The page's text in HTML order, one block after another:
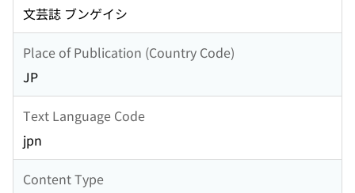
文芸誌 ブンゲイシ
Place of Publication (Country Code)
JP
Text Language Code
jpn
Content Type